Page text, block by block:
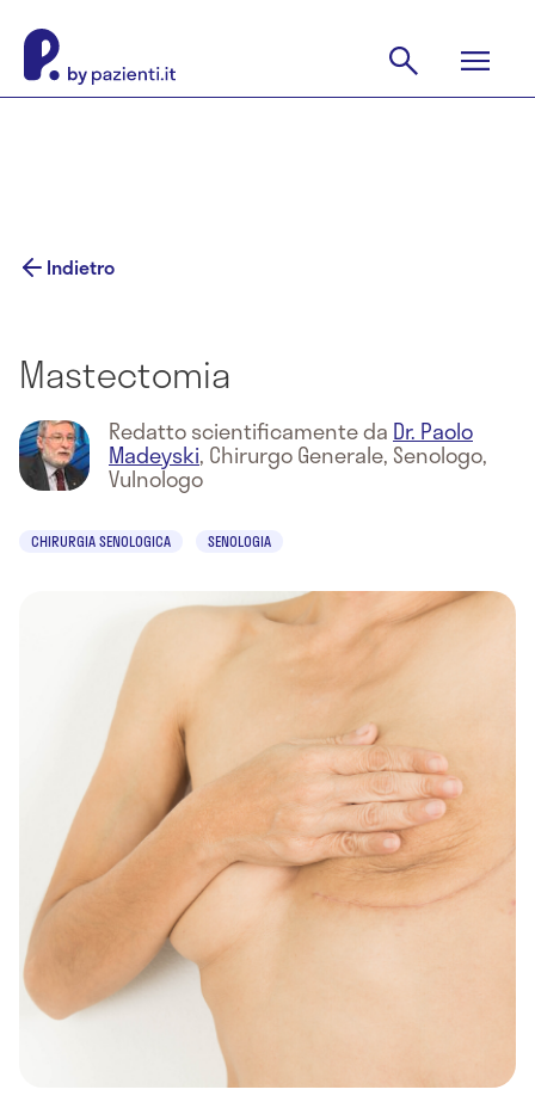
Indietro
Mastectomia
Redatto scientificamente da Dr. Paolo
Madeyski, Chirurgo Generale, Senologo,
Vulnologo
CHIRURGIA SENOLOGICA SENOLOGIA